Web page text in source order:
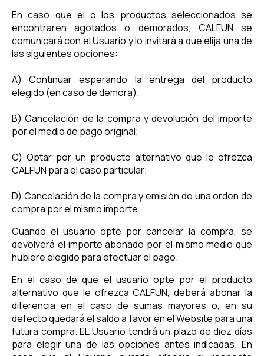
En caso que el o los productos seleccionados se
encontraren agotados o demorados, CALFUN se
comunicará con el Usuario y lo invitará a que elija una de
las siguientes opciones:
A) Continuar esperando la entrega del producto
elegido (en caso de demora);
B) Cancelación de la compra y devolución del importe
por el medio de pago original;
C) Optar por un producto alternativo que le ofrezca
CALFUN para el caso particular;
D) Cancelación de la compra y emisión de una orden de
compra por el mismo importe.
Cuando el usuario opte por cancelar la compra, se
devolverá el importe abonado por el mismo medio que
hubiere elegido para efectuar el pago.
En el caso de que el usuario opte por el producto
alternativo que le ofrezca CALFUN, deberá abonar la
diferencia en el caso de sumas mayores o, en su
defecto quedará el saldo a favor en el Website para una
futura compra. EL Usuario tendrá un plazo de diez días
para elegir una de las opciones antes indicadas. En